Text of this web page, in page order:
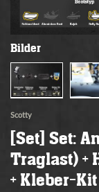
Bilder
Scotty
[Set] Set:
Traglast) +
+ Kleber-Kit